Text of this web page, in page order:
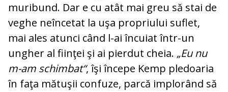
muribund. Dar e cu atât mai greu să stai de
veghe neîncetat la uşa propriului suflet,
mai ales atunci când l-ai încuiat într-un
ungher al fiinţei şi ai pierdut cheia. „Eu nu
m-am schimbat“, îşi începe Kemp pledoaria
în faţa mătuşii confuze, parcă implorând să